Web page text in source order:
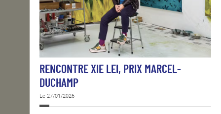
RENCONTRE XIE LEI, PRIX MARCEL-
DUCHAMP
Le 27/01/2026